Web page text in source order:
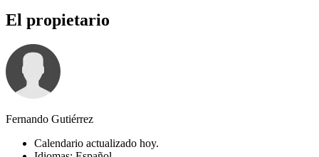
El propietario
Fernando Gutiérrez
Calendario actualizado hoy.